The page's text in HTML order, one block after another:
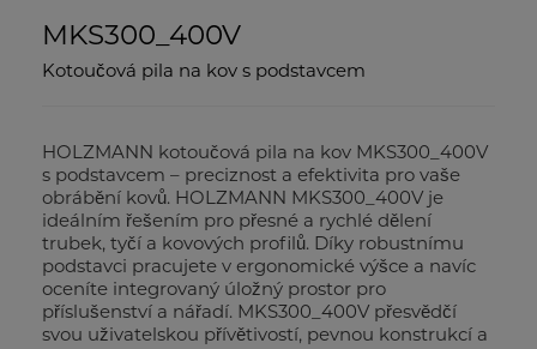
MKS300_400V
Kotoučová pila na kov s podstavcem
HOLZMANN kotoučová pila na kov MKS300_400V
s podstavcem – preciznost a efektivita pro vaše
obrábění kovů. HOLZMANN MKS300_400V je
ideálním řešením pro přesné a rychlé dělení
trubek, tyčí a kovových profilů. Díky robustnímu
podstavci pracujete v ergonomické výšce a navíc
oceníte integrovaný úložný prostor pro
příslušenství a nářadí. MKS300_400V přesvědčí
svou uživatelskou přívětivostí, pevnou konstrukcí a